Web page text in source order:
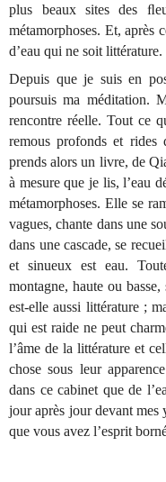
plus beaux sites des
métamorphoses. Et, après
d’eau qui ne soit littérature.
Depuis que je suis en
poursuis ma méditation.
rencontre réelle. Tout ce
remous profonds et rides
prends alors un livre, de
à mesure que je lis, l’eau
métamorphoses. Elle se
vagues, chante dans une
dans une cascade, se
et sinueux est eau.
montagne, haute ou
est-elle aussi littérature ;
qui est raide ne peut
l’âme de la littérature et
chose sous leur
dans ce cabinet que de
jour après jour devant mes
que vous avez l’esprit